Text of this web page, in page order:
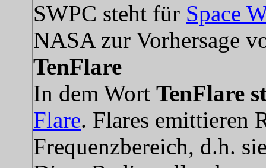
SWPC steht für Space
NASA zur Vorhersage
TenFlare
In dem Wort TenFlare
Flare. Flares emittieren
Frequenzbereich, d.h.